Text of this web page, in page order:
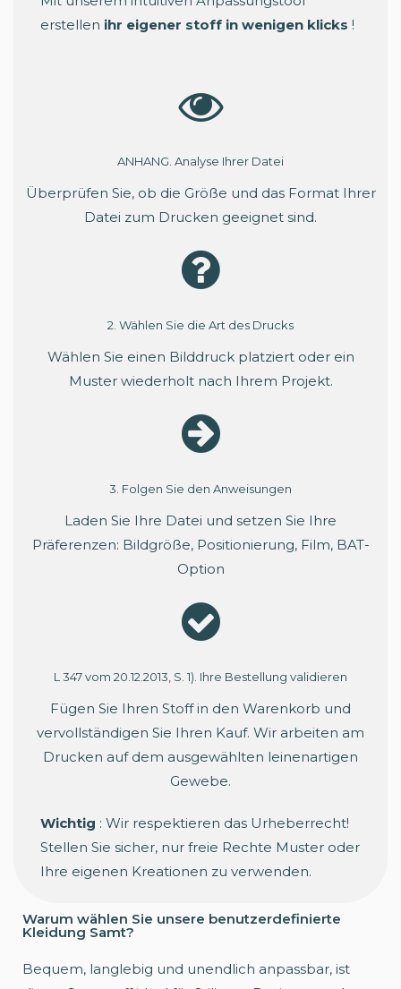
erstellen ihr eigener stoff in wenigen klicks !
ANHANG. Analyse Ihrer Datei
Überprüfen Sie, ob die Größe und das Format Ihrer
Datei zum Drucken geeignet sind.
2. Wählen Sie die Art des Drucks
Wählen Sie einen Bilddruck platziert oder ein
Muster wiederholt nach Ihrem Projekt.
3. Folgen Sie den Anweisungen
Laden Sie Ihre Datei und setzen Sie Ihre
Präferenzen: Bildgröße, Positionierung, Film, BAT-
Option
L 347 vom 20.12.2013, S. 1). Ihre Bestellung validieren
Fügen Sie Ihren Stoff in den Warenkorb und
vervollständigen Sie Ihren Kauf. Wir arbeiten am
Drucken auf dem ausgewählten leinenartigen
Gewebe.
Wichtig : Wir respektieren das Urheberrecht!
Stellen Sie sicher, nur freie Rechte Muster oder
Ihre eigenen Kreationen zu verwenden.
Warum wählen Sie unsere benutzerdefinierte
Kleidung Samt?
Bequem, langlebig und unendlich anpassbar, ist